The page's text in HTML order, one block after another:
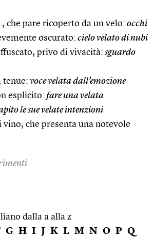
che pare ricoperto da un velo: occhi
oscurato: cielo velato di nubi
privo di vivacità: sguardo
tenue: voce velata dall’emozione
esplicito: fare una velata
le sue velate intenzioni
vino, che presenta una notevole
dalla a alla z
G H I J K L M N O P Q